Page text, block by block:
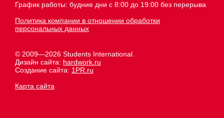
График работы: будние дни с 8:00 до 19:00 без перерыва
Политика компании в отношении обработки
персональных данных
© 2009—2026 Students International.
Дизайн сайта: hardwork.ru
Создание сайта: 1PR.ru
Карта сайта